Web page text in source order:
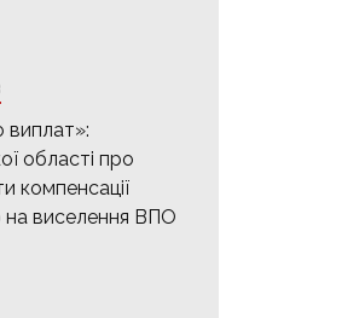
виплат»:
області про
компенсації
на виселення ВПО